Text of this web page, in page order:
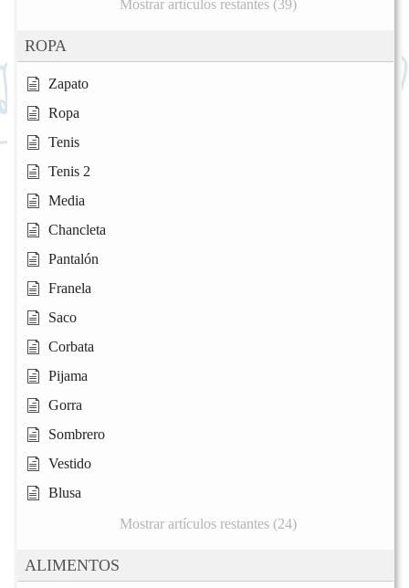
Mostrar artículos restantes (39)
ROPA
Zapato
Ropa
Tenis
Tenis 2
Media
Chancleta
Pantalón
Franela
Saco
Corbata
Pijama
Gorra
Sombrero
Vestido
Blusa
Mostrar artículos restantes (24)
ALIMENTOS